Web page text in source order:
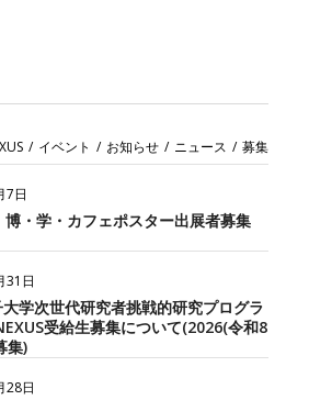
/ イベント / お知らせ / ニュース / 募集
7日
・学・カフェポスター出展者募集
31日
学次世代研究者挑戦的研究プログラ
受給生募集について(2026(令和8
集)
28日